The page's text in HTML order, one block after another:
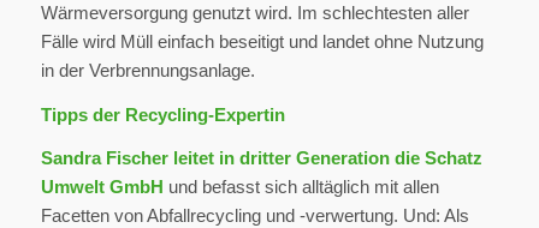
Wärmeversorgung genutzt wird. Im schlechtesten aller
Fälle wird Müll einfach beseitigt und landet ohne Nutzung
in der Verbrennungsanlage.
Tipps der Recycling-Expertin
Sandra Fischer leitet in dritter Generation die Schatz
Umwelt GmbH und befasst sich alltäglich mit allen
Facetten von Abfallrecycling und -verwertung. Und: Als